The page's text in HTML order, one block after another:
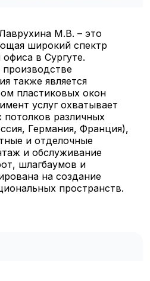
М.В. – это
широкий спектр
в Сургуте.
производстве
также является
пластиковых окон
услуг охватывает
потолков различных
Германия, Франция),
и отделочные
и обслуживание
шлагбаумов и
на создание
пространств.